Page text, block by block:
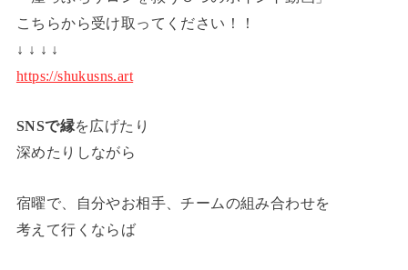
こちらから受け取ってください！！
↓ ↓ ↓ ↓
https://shukusns.art
SNSで縁を広げたり
深めたりしながら
宿曜で、自分やお相手、チームの組み合わせを
考えて行くならば